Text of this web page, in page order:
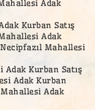
Adak
Kurban Satış
Adak
Mahallesi
Kurban Satış
Adak Kurban
Adak